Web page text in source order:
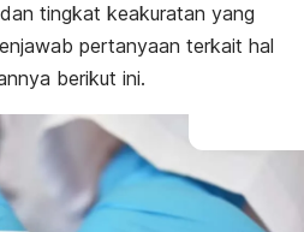
tingkat keakuratan yang
pertanyaan terkait hal
berikut ini.